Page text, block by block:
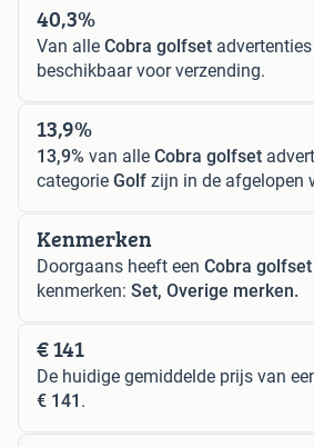
40,3%
Van alle Cobra golfset
beschikbaar voor verzending.
13,9%
13,9% van alle Cobra golfset
categorie Golf zijn in de afgelopen
Kenmerken
Doorgaans heeft een Cobra golfset
kenmerken: Set, Overige merken.
€ 141
De huidige gemiddelde prijs van
€ 141 .